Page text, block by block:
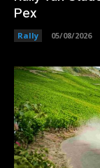
Pex
Rally 05/08/2026